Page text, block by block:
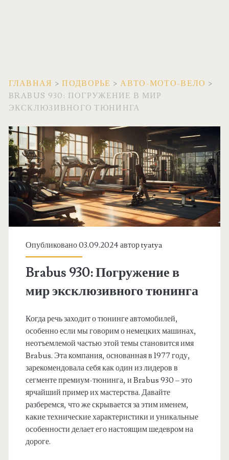
ГЛАВНАЯ >ПОДВОРЬЕ >АВТО-МОТО-ВЕЛО >
BRABUS 930: ПОГРУЖЕНИЕ В МИР
ЭКСКЛЮЗИВНОГО ТЮНИНГА
Опубликовано 03.09.2024 авторtyatya
Brabus 930: Погружение в
мир эксклюзивного тюнинга
Когда речь заходит о тюнинге автомобилей,
особенно если мы говорим о немецких машинах,
неотъемлемой частью этой темы становится имя
Brabus. Эта компания, основанная в 1977 году,
зарекомендовала себя как один из лидеров в
сегменте премиум-тюнинга, и Brabus 930 – это
ярчайший пример их мастерства. Давайте
разберемся, что же скрывается за этим именем,
какие технические характеристики и уникальные
особенности делает его настоящим шедевром на
дороге.